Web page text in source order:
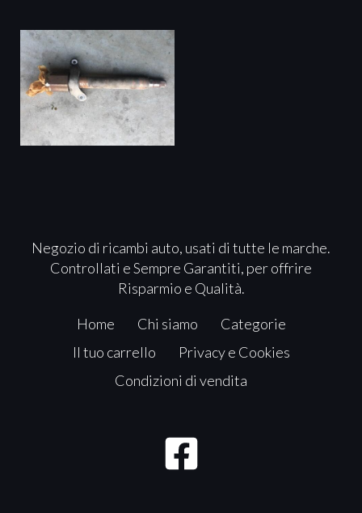
Negozio di ricambi auto, usati di tutte le marche.
Controllati e Sempre Garantiti, per offrire
Risparmio e Qualità.
Home Chi siamo
Categorie
Il tuo carrello
Privacy e Cookies
Condizioni di vendita